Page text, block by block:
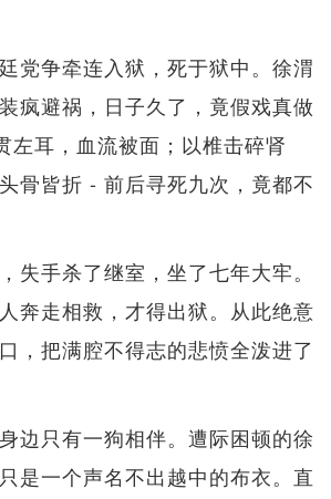
党争牵连入狱，死于狱中。徐渭
疯避祸，日子久了，竟假戏真做
左耳，血流被面；以椎击碎肾
骨皆折 - 前后寻死九次，竟都不
失手杀了继室，坐了七年大牢。
奔走相救，才得出狱。从此绝意
，把满腔不得志的悲愤全泼进了
边只有一狗相伴。遭际困顿的徐
是一个声名不出越中的布衣。直